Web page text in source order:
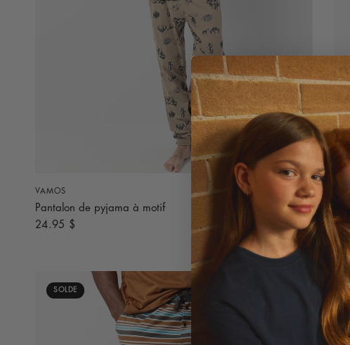
VAMOS
Pantalon de pyjama à motif
24.95 $
Bleu
SOLDE